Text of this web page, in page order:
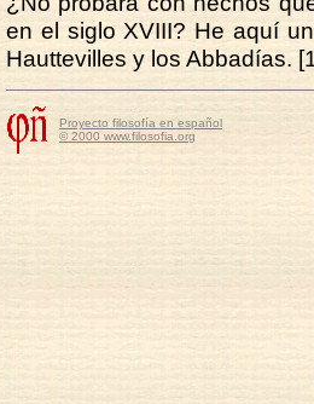
en el siglo XVIII? He aquí
Hauttevilles y los Abbadías.
Proyecto filosofía en español
© 2000 www.filosofia.org